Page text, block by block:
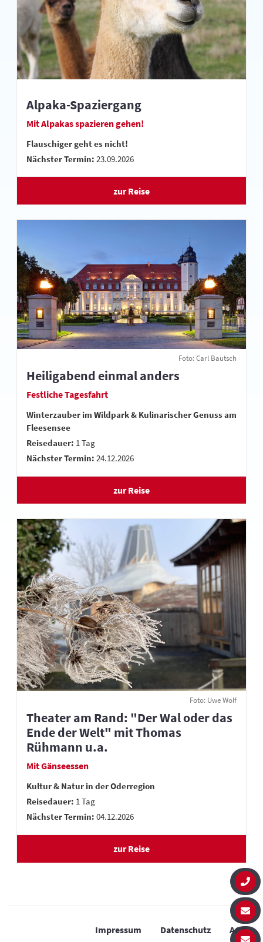
Alpaka-Spaziergang
Mit Alpakas spazieren gehen!
Flauschiger geht es nicht!
Nächster Termin: 23.09.2026
zur Reise
Foto: Carl Bautsch
Heiligabend einmal anders
Festliche Tagesfahrt
Winterzauber im Wildpark & Kulinarischer Genuss am
Fleesensee
Reisedauer: 1 Tag
Nächster Termin: 24.12.2026
zur Reise
Foto: Uwe Wolf
Theater am Rand: "Der Wal oder das
Ende der Welt" mit Thomas
Rühmann u.a.
Mit Gänseessen
Kultur & Natur in der Oderregion
Reisedauer: 1 Tag
Nächster Termin: 04.12.2026
zur Reise
Impressum Datenschutz AGB